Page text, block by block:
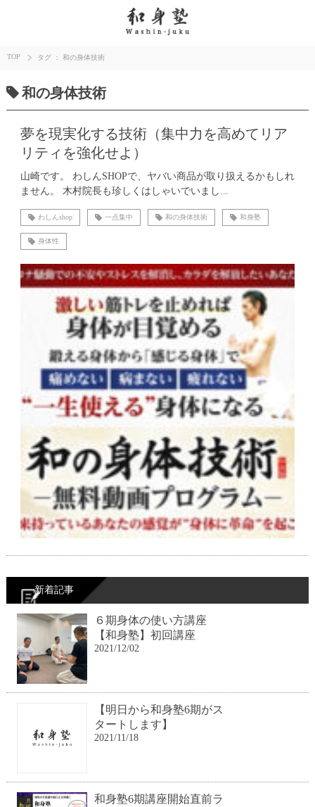
TOP タグ ： 和の身体技術
和の身体技術
夢を現実化する技術（集中力を高めてリア
リティを強化せよ）
山崎です。 わしんSHOPで、ヤバい商品が取り扱えるかもしれ
ません。 木村院長も珍しくはしゃいでいまし...
わしんshop 一点集中 和の身体技術 和身塾
身体性
新着記事
６期身体の使い方講座
【和身塾】初回講座
2021/12/02
【明日から和身塾6期がス
タートします】
2021/11/18
和身塾6期講座開始直前ラ